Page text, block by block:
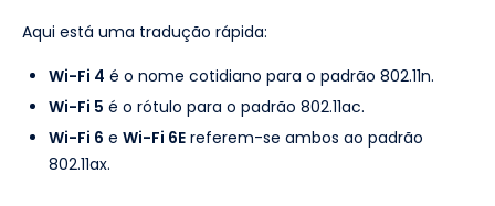
Aqui está uma tradução rápida:
Wi-Fi 4 é o nome cotidiano para o padrão 802.11n.
Wi-Fi 5 é o rótulo para o padrão 802.11ac.
Wi-Fi 6 e Wi-Fi 6E referem-se ambos ao padrão
802.11ax.